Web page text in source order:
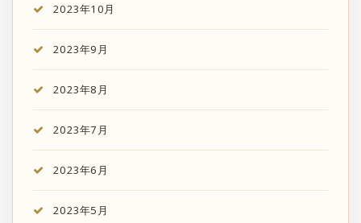
2023年10月
2023年9月
2023年8月
2023年7月
2023年6月
2023年5月